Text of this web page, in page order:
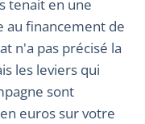
au financement de
n'a pas précisé la
les leviers qui
sont
euros sur votre